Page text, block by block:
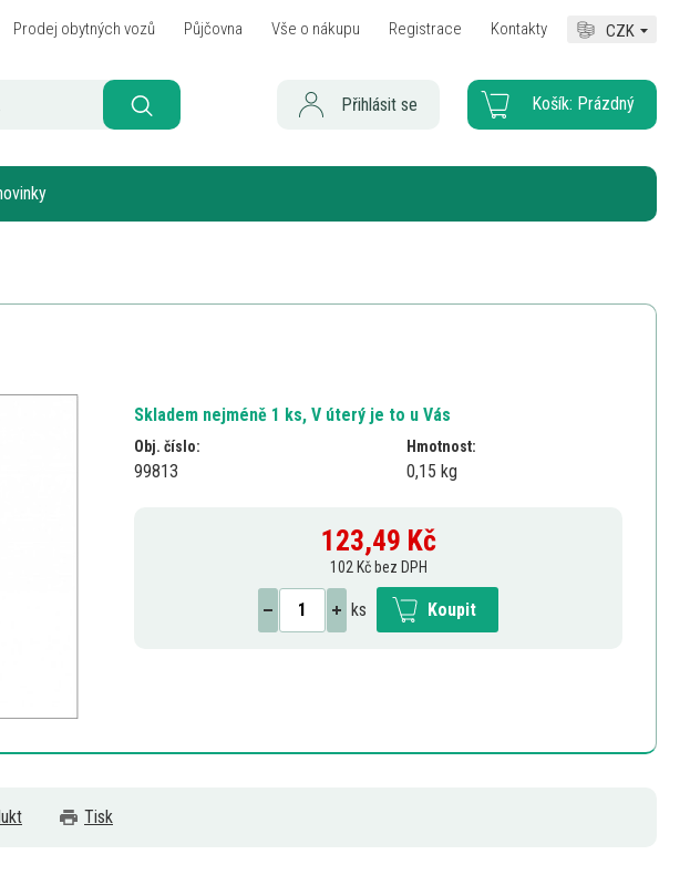
Prodej obytných vozů Půjčovna Vše o nákupu Registrace Kontakty CZK
Košík: Prázdný
Přihlásit se
Skladem nejméně 1 ks, V úterý je to u Vás
Obj. číslo:
99813
Hmotnost:
0,15 kg
123,49 Kč
102 Kč bez DPH
ks Koupit
Tisk